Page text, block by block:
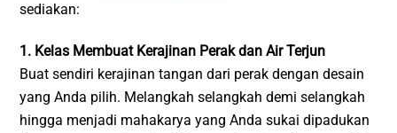
sediakan:
1. Kelas Membuat Kerajinan Perak dan Air Terjun
Buat sendiri kerajinan tangan dari perak dengan desain
yang Anda pilih. Melangkah selangkah demi selangkah
hingga menjadi mahakarya yang Anda sukai dipadukan